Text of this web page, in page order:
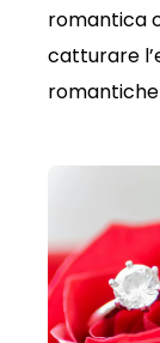
romantica
catturare